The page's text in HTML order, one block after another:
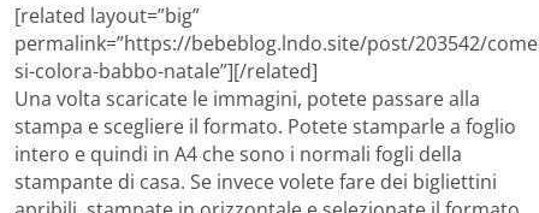
[related layout=”big”
permalink=”https://bebeblog.lndo.site/post/203542/
si-colora-babbo-natale”][/related]
Una volta scaricate le immagini, potete passare alla
stampa e scegliere il formato. Potete stamparle a foglio
intero e quindi in A4 che sono i normali fogli della
stampante di casa. Se invece volete fare dei bigliettini